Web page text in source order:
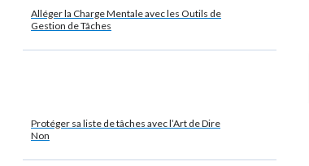
Alléger la Charge Mentale avec les Outils de
Gestion de Tâches
Protéger sa liste de tâches avec l’Art de Dire
Non